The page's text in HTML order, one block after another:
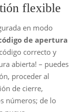
flexible
en modo
de apertura
correcto y
abierta! – puedes
proceder al
de cierre,
números; de lo